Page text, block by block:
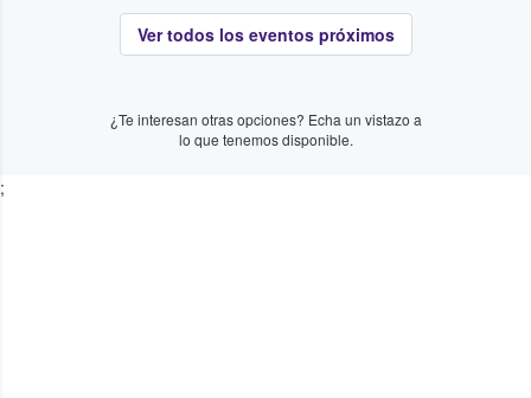
Ver todos los eventos próximos
¿Te interesan otras opciones? Echa un vistazo a
lo que tenemos disponible.
;